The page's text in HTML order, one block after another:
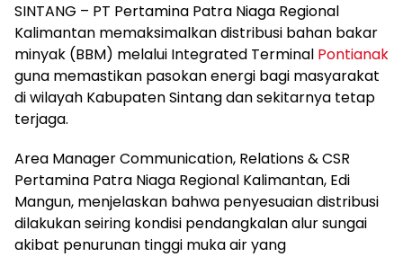
SINTANG – PT Pertamina Patra Niaga Regional
Kalimantan memaksimalkan distribusi bahan bakar
minyak (BBM) melalui Integrated Terminal Pontianak
guna memastikan pasokan energi bagi masyarakat
di wilayah Kabupaten Sintang dan sekitarnya tetap
terjaga.
Area Manager Communication, Relations & CSR
Pertamina Patra Niaga Regional Kalimantan, Edi
Mangun, menjelaskan bahwa penyesuaian distribusi
dilakukan seiring kondisi pendangkalan alur sungai
akibat penurunan tinggi muka air yang